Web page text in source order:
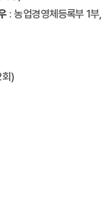
: 농업경영체등록부 1부
)